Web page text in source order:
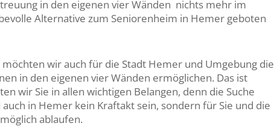
in den eigenen vier Wänden nichts mehr im
Alternative zum Seniorenheim in Hemer geboten
wir auch für die Stadt Hemer und Umgebung die
in den eigenen vier Wänden ermöglichen. Das ist
wir Sie in allen wichtigen Belangen, denn die Suche
in Hemer kein Kraftakt sein, sondern für Sie und die
ablaufen.